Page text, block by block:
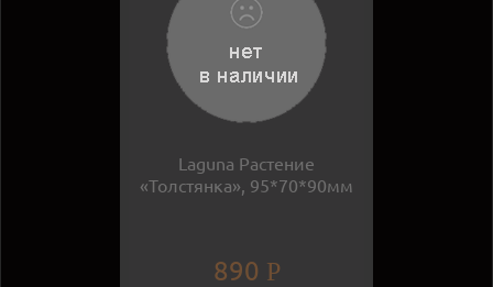
Laguna Растение
«Толстянка», 95*70*90мм
890 Р